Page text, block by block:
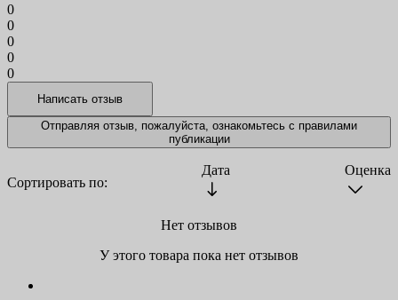
0
0
0
0
0
Отправляя отзыв, пожалуйста, ознакомьтесь с правилами
публикации
Сортировать по:
Дата Оценка
Нет отзывов
У этого товара пока нет отзывов